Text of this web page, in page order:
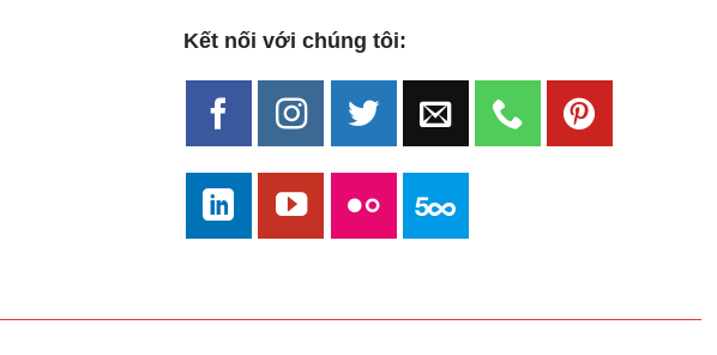
Kết nối với chúng tôi: